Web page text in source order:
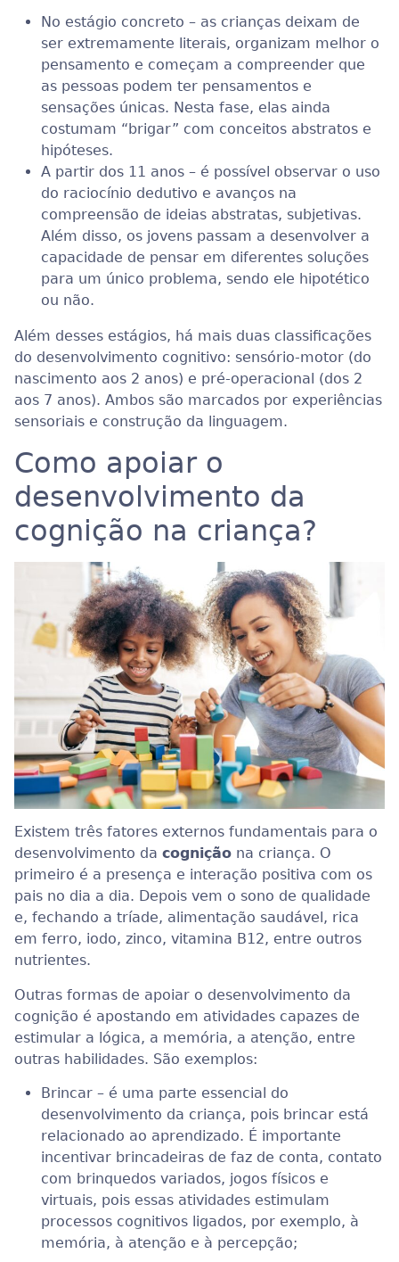
No estágio concreto – as crianças deixam de
ser extremamente literais, organizam melhor o
pensamento e começam a compreender que
as pessoas podem ter pensamentos e
sensações únicas. Nesta fase, elas ainda
costumam “brigar” com conceitos abstratos e
hipóteses.
A partir dos 11 anos – é possível observar o uso
do raciocínio dedutivo e avanços na
compreensão de ideias abstratas, subjetivas.
Além disso, os jovens passam a desenvolver a
capacidade de pensar em diferentes soluções
para um único problema, sendo ele hipotético
ou não.
Além desses estágios, há mais duas classificações
do desenvolvimento cognitivo: sensório-motor (do
nascimento aos 2 anos) e pré-operacional (dos 2
aos 7 anos). Ambos são marcados por experiências
sensoriais e construção da linguagem.
Como apoiar o
desenvolvimento da
cognição na criança?
Existem três fatores externos fundamentais para o
desenvolvimento da cognição na criança. O
primeiro é a presença e interação positiva com os
pais no dia a dia. Depois vem o sono de qualidade
e, fechando a tríade, alimentação saudável, rica
em ferro, iodo, zinco, vitamina B12, entre outros
nutrientes.
Outras formas de apoiar o desenvolvimento da
cognição é apostando em atividades capazes de
estimular a lógica, a memória, a atenção, entre
outras habilidades. São exemplos:
Brincar – é uma parte essencial do
desenvolvimento da criança, pois brincar está
relacionado ao aprendizado. É importante
incentivar brincadeiras de faz de conta, contato
com brinquedos variados, jogos físicos e
virtuais, pois essas atividades estimulam
processos cognitivos ligados, por exemplo, à
memória, à atenção e à percepção;